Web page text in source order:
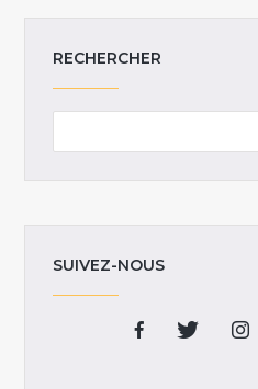
RECHERCHER
SUIVEZ-NOUS